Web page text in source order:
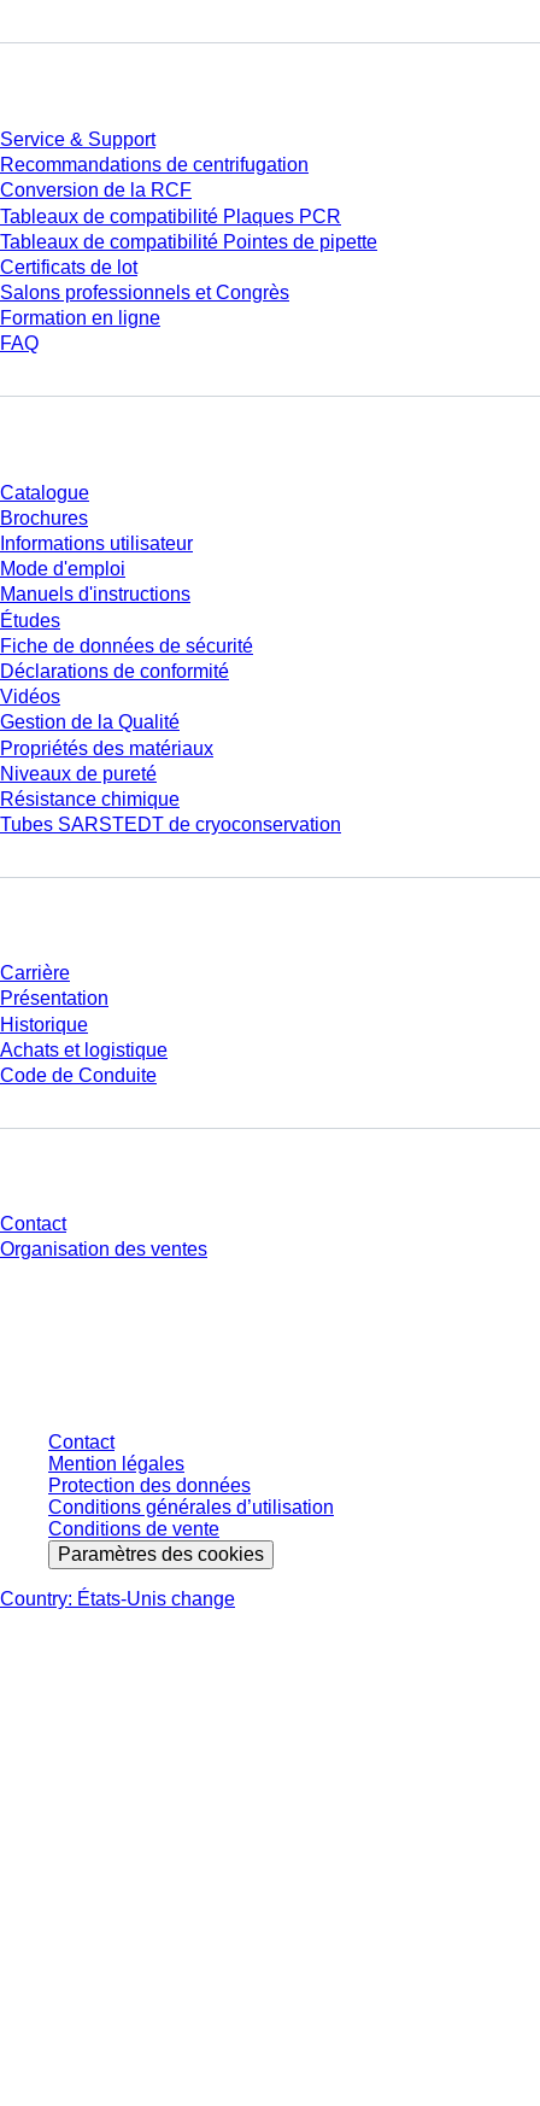
Service & Support
Recommandations de centrifugation
Conversion de la RCF
Tableaux de compatibilité Plaques PCR
Tableaux de compatibilité Pointes de pipette
Certificats de lot
Salons professionnels et Congrès
Formation en ligne
FAQ
Catalogue
Brochures
Informations utilisateur
Mode d'emploi
Manuels d'instructions
Études
Fiche de données de sécurité
Déclarations de conformité
Vidéos
Gestion de la Qualité
Propriétés des matériaux
Niveaux de pureté
Résistance chimique
Tubes SARSTEDT de cryoconservation
Carrière
Présentation
Historique
Achats et logistique
Code de Conduite
Contact
Organisation des ventes
Contact
Mention légales
Protection des données
Conditions générales d’utilisation
Conditions de vente
Paramètres des cookies
Country: États-Unis change